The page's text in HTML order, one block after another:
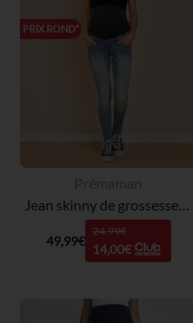
PRIX ROND*
Jean skinny de grossesse extra stretch à bandeau haut
49,99€
24,99€
14,00€